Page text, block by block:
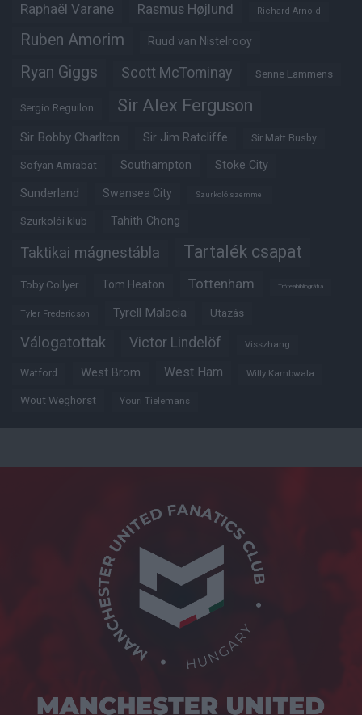
Raphaël Varane Rasmus Højlund Richard Arnold
Ruben Amorim Ruud van Nistelrooy
Ryan Giggs Scott McTominay Senne Lammens
Sergio Reguilon Sir Alex Ferguson
Sir Bobby Charlton Sir Jim Ratcliffe Sir Matt Busby
Sofyan Amrabat Southampton Stoke City
Sunderland Swansea City Szurkoló szemmel
Szurkolói klub Tahith Chong
Taktikai mágnestábla Tartalék csapat
Toby Collyer Tom Heaton Tottenham Trófeabibliográfia
Tyler Fredericson Tyrell Malacia Utazás
Válogatottak Victor Lindelöf Visszhang
Watford West Brom West Ham Willy Kambwala
Wout Weghorst Youri Tielemans